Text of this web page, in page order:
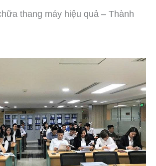
thang máy hiệu quả – Thành